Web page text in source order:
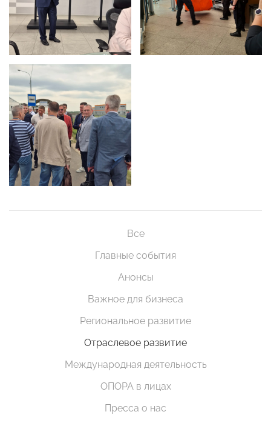
Все
Главные события
Анонсы
Важное для бизнеса
Региональное развитие
Отраслевое развитие
Международная деятельность
ОПОРА в лицах
Пресса о нас